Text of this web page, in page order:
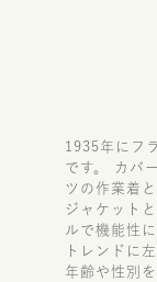
1935年にフ
です。 カバ
ツの作業着
ジャケット
ルで機能性
トレンドに
年齢や性別